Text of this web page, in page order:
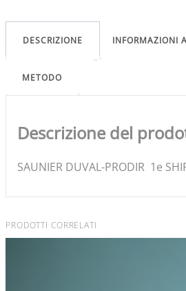
DESCRIZIONE INFORMAZIONI
METODO
Descrizione del
SAUNIER DUVAL-PRODIR 1e
PRODOTTI CORRELATI